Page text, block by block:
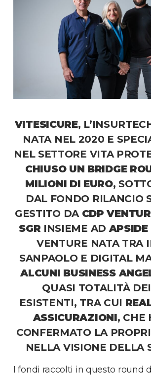
VITESICURE,
NATA NEL 2020 E
NEL SETTORE VITA
CHIUSO UN BRIDGE
MILIONI DI EURO,
DAL FONDO RILANCIO
GESTITO DA CDP
SGR INSIEME ADAPSIDE
VENTURE NATA TRA
SANPAOLO E DIGITAL
ALCUNI BUSINESS
QUASI TOTALITÀ
ESISTENTI, TRA CUI
ASSICURAZIONI, CHE
CONFERMATO LA
NELLA VISIONE DELLA
I fondi raccolti in questo round